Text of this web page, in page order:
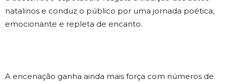
natalinos e conduz o público por uma jornada poética,
emocionante e repleta de encanto.
A encenação ganha ainda mais força com números de